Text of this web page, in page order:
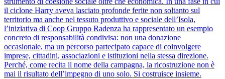
il ciclone Harry aveva lasciato profonde ferite non soltanto sul
territorio ma anche nel tessuto produttivo e sociale dell’Isola,
l’iniziativa di Coop Gruppo Radenza ha rappresentato un esempio
concreto di responsabilità condivisa: non una donazione
occasionale, ma un percorso partecipato capace di coinvolgere
imprese, cittadini, associazioni e istituzioni nella stessa direzione.
Perché, come recita il nome della campagna, la ricostruzione non è
mai il risultato dell’impegno di uno solo. Si costruisce insieme.